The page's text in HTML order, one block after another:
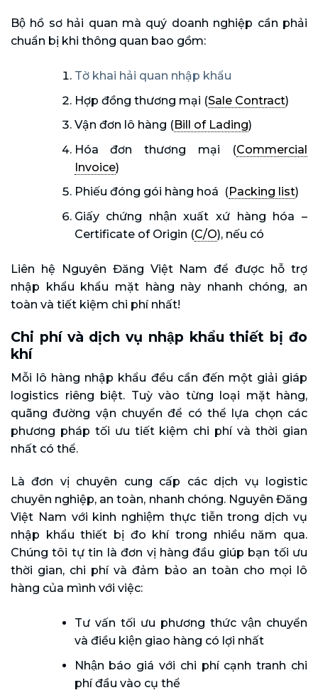
Bộ hồ sơ hải quan mà quý doanh nghiệp cần phải
chuẩn bị khi thông quan bao gồm:
Tờ khai hải quan nhập khẩu
Hợp đồng thương mại (Sale Contract)
Vận đơn lô hàng (Bill of Lading)
Hóa đơn thương mại (Commercial
Invoice)
Phiếu đóng gói hàng hoá (Packing list)
Giấy chứng nhận xuất xứ hàng hóa –
Certificate of Origin (C/O), nếu có
Liên hệ Nguyên Đăng Việt Nam để được hỗ trợ
nhập khẩu khẩu mặt hàng này nhanh chóng, an
toàn và tiết kiệm chi phí nhất!
Chi phí và dịch vụ nhập khẩu thiết bị đo
khí
Mỗi lô hàng nhập khẩu đều cần đến một giải giáp
logistics riêng biệt. Tuỳ vào từng loại mặt hàng,
quãng đường vận chuyển để có thể lựa chọn các
phương pháp tối ưu tiết kiệm chi phí và thời gian
nhất có thể.
Là đơn vị chuyên cung cấp các dịch vụ logistic
chuyên nghiệp, an toàn, nhanh chóng. Nguyên Đăng
Việt Nam với kinh nghiệm thực tiễn trong dịch vụ
nhập khẩu thiết bị đo khí trong nhiều năm qua.
Chúng tôi tự tin là đơn vị hàng đầu giúp bạn tối ưu
thời gian, chi phí và đảm bảo an toàn cho mọi lô
hàng của mình với việc:
Tư vấn tối ưu phương thức vận chuyển
và điều kiện giao hàng có lợi nhất
Nhận báo giá với chi phí cạnh tranh chi
phí đầu vào cụ thể